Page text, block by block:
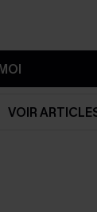
VOIR